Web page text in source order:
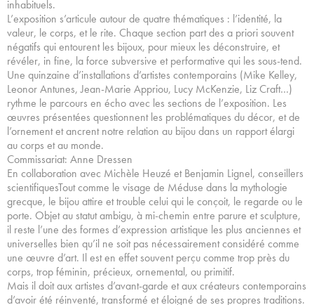
inhabituels.
L’exposition s’articule autour de quatre thématiques : l’identité, la
valeur, le corps, et le rite. Chaque section part des a priori souvent
négatifs qui entourent les bijoux, pour mieux les déconstruire, et
révéler, in fine, la force subversive et performative qui les sous-tend.
Une quinzaine d’installations d’artistes contemporains (Mike Kelley,
Leonor Antunes, Jean-Marie Appriou, Lucy McKenzie, Liz Craft…)
rythme le parcours en écho avec les sections de l’exposition. Les
œuvres présentées questionnent les problématiques du décor, et de
l’ornement et ancrent notre relation au bijou dans un rapport élargi
au corps et au monde.
Commissariat: Anne Dressen
En collaboration avec Michèle Heuzé et Benjamin Lignel, conseillers
scientifiquesTout comme le visage de Méduse dans la mythologie
grecque, le bijou attire et trouble celui qui le conçoit, le regarde ou le
porte. Objet au statut ambigu, à mi-chemin entre parure et sculpture,
il reste l’une des formes d’expression artistique les plus anciennes et
universelles bien qu’il ne soit pas nécessairement considéré comme
une œuvre d’art. Il est en effet souvent perçu comme trop près du
corps, trop féminin, précieux, ornemental, ou primitif.
Mais il doit aux artistes d’avant-garde et aux créateurs contemporains
d’avoir été réinventé, transformé et éloigné de ses propres traditions.